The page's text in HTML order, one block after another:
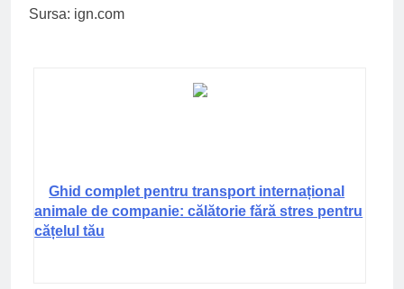
Sursa: ign.com
Ghid complet pentru transport internațional
animale de companie: călătorie fără stres pentru
cățelul tău